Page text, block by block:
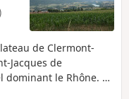
de Clermont-
Jacques de
dominant le Rhône. La